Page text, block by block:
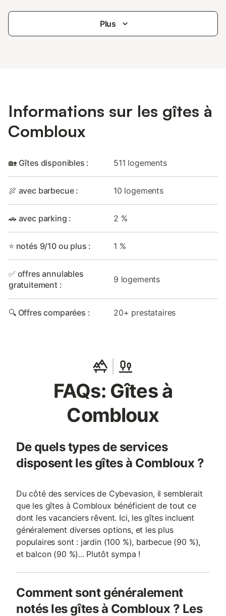
Plus
Informations sur les gîtes à
Combloux
🏡 Gîtes disponibles : 511 logements
🍖 avec barbecue : 10 logements
🚗 avec parking : 2 %
⭐ notés 9/10 ou plus : 1 %
✅ offres annulables
gratuitement :
9 logements
🔍 Offres comparées : 20+ prestataires
FAQs: Gîtes à
Combloux
De quels types de services
disposent les gîtes à Combloux ?
Du côté des services de Cybevasion, il semblerait
que les gîtes à Combloux bénéficient de tout ce
dont les vacanciers rêvent. Ici, les gîtes incluent
généralement diverses options, et les plus
populaires sont : jardin (100 %), barbecue (90 %),
et balcon (90 %)... Plutôt sympa !
Comment sont généralement
notés les gîtes à Combloux ? Les